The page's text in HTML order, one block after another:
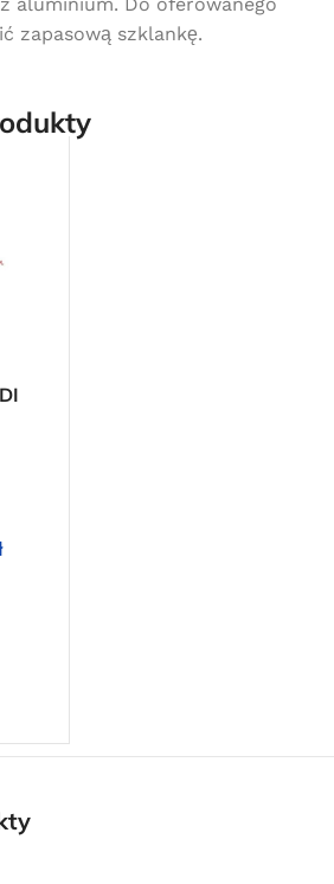
zapasową szklankę.
zamówień złożonych w sklepie
ograniczona czasowo